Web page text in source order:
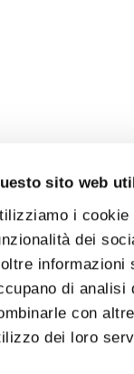
sito web
i
dei
informazioni
di analisi
con
dei loro